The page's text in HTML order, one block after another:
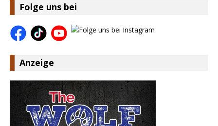
Folge uns bei
Anzeige